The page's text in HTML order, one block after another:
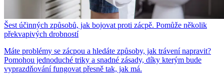
Šest účinných způsobů, jak bojovat proti zácpě. Pomůže několik
překvapivých drobností
Máte problémy se zácpou a hledáte způsoby, jak trávení napravit?
Pomohou jednoduché triky a snadné zásady, díky kterým bude
vyprazdňování fungovat přesně tak, jak má.